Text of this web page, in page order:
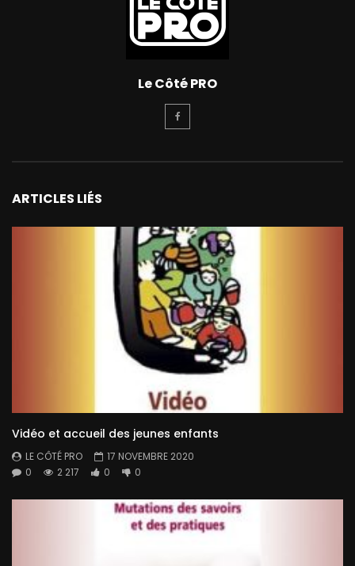
Le Côté PRO
ARTICLES LIÉS
Vidéo et accueil des jeunes enfants
LE CÔTÉ PRO
17 NOVEMBRE 2020
0
2 217 0 0